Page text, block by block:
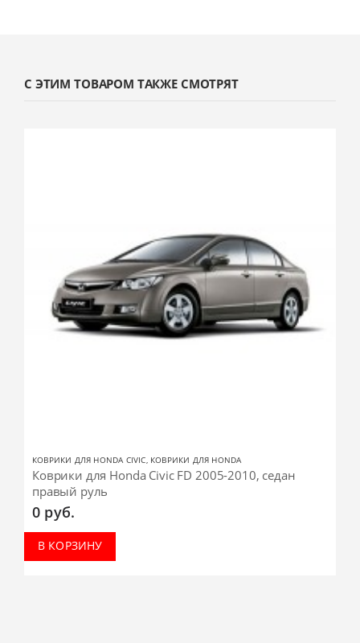
С ЭТИМ ТОВАРОМ ТАКЖЕ СМОТРЯТ
КОВРИКИ ДЛЯ HONDA CIVIC, КОВРИКИ ДЛЯ HONDA
Коврики для Honda Civic FD 2005-2010, седан
правый руль
0 руб.
В КОРЗИНУ